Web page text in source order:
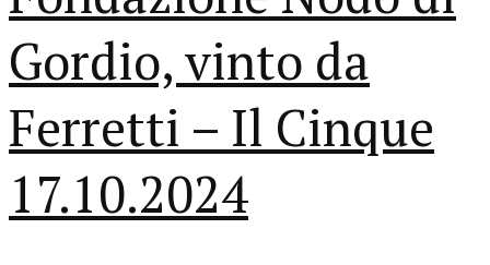
Gordio, vinto da
Ferretti – Il Cinque
17.10.2024